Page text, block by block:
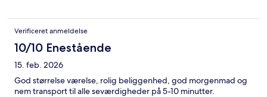
Verificeret anmeldelse
10/10 Enestående
15. feb. 2026
God størrelse værelse, rolig beliggenhed, god morgenmad og
nem transport til alle seværdigheder på 5-10 minutter.